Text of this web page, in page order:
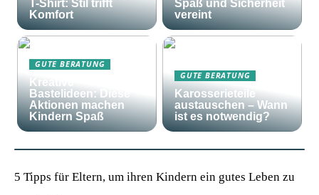
T-Shirt: Stil trifft
Komfort
Spaß und Sicherheit
vereint
GUTE BERATUNG
Kreative
Bastelideen: Diese
Aktionen machen
Kindern Spaß
GUTE BERATUNG
Karosserieteile
austauschen – Wann
ist es notwendig?
5 Tipps für Eltern, um ihren Kindern ein gutes Leben zu